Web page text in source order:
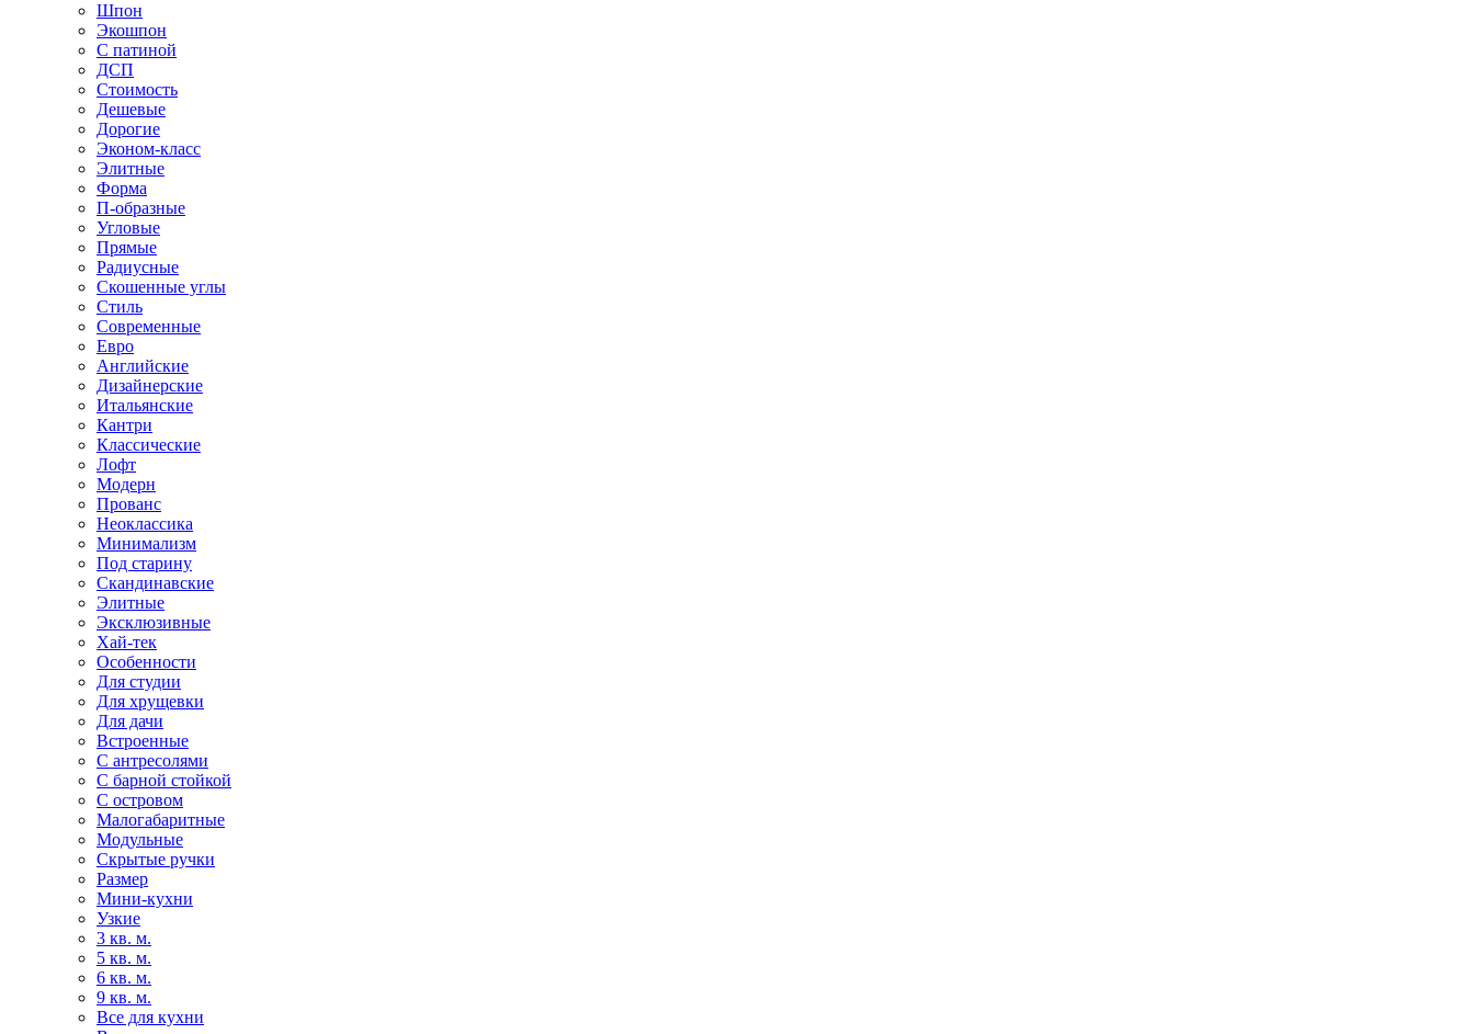
Шпон
Экошпон
С патиной
ДСП
Стоимость
Дешевые
Дорогие
Эконом-класс
Элитные
Форма
П-образные
Угловые
Прямые
Радиусные
Скошенные углы
Стиль
Современные
Евро
Английские
Дизайнерские
Итальянские
Кантри
Классические
Лофт
Модерн
Прованс
Неоклассика
Минимализм
Под старину
Скандинавские
Элитные
Эксклюзивные
Хай-тек
Особенности
Для студии
Для хрущевки
Для дачи
Встроенные
С антресолями
С барной стойкой
С островом
Малогабаритные
Модульные
Скрытые ручки
Размер
Мини-кухни
Узкие
3 кв. м.
5 кв. м.
6 кв. м.
9 кв. м.
Все для кухни